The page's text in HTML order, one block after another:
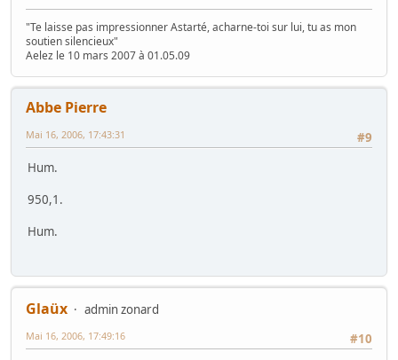
"Te laisse pas impressionner Astarté, acharne-toi sur lui, tu as mon
soutien silencieux"
Aelez le 10 mars 2007 à 01.05.09
Abbe Pierre
#9
Mai 16, 2006, 17:43:31
Hum.
950,1.
Hum.
Glaüx
admin zonard
#10
Mai 16, 2006, 17:49:16